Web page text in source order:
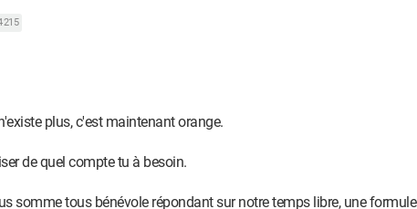
215
plus, c'est maintenant orange.
de quel compte tu à besoin.
somme tous bénévole répondant sur notre temps libre, une formule